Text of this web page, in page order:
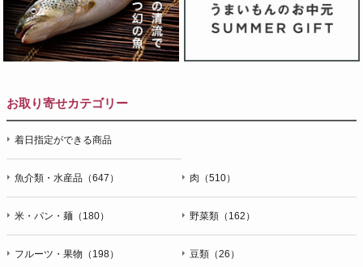
お取り寄せカテゴリー
着日指定ができる商品
魚介類・水産品（647） 肉（510）
米・パン・麺（180） 野菜類（162）
フルーツ・果物（198） 豆類（26）